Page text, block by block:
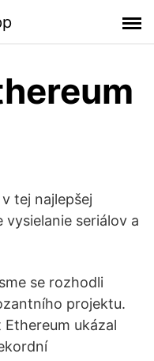
tej najlepšej
seriálov a
se rozhodli
projektu.
ukázal